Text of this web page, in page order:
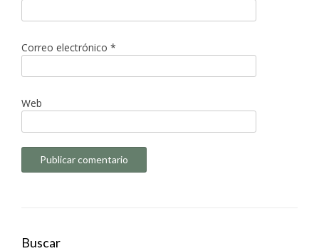
Correo electrónico *
Web
Buscar